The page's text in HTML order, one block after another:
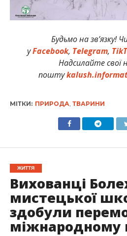
Будьмо на зв’язку!
уFacebook, Telegram,
Надсилайте свої
пошту
МІТКИ: ПРИРОДА ТВАРИНИ
ЖИТТЯ
Вихованці
мистецької
здобули
міжнародному